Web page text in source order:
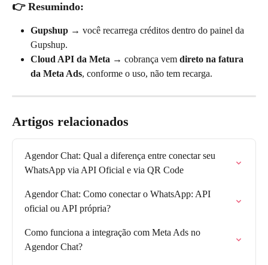
👉 Resumindo:
Gupshup → você recarrega créditos dentro do painel da
Gupshup.
Cloud API da Meta → cobrança vem direto na fatura
da Meta Ads, conforme o uso, não tem recarga.
Artigos relacionados
Agendor Chat: Qual a diferença entre conectar seu
WhatsApp via API Oficial e via QR Code
Agendor Chat: Como conectar o WhatsApp: API
oficial ou API própria?
Como funciona a integração com Meta Ads no
Agendor Chat?